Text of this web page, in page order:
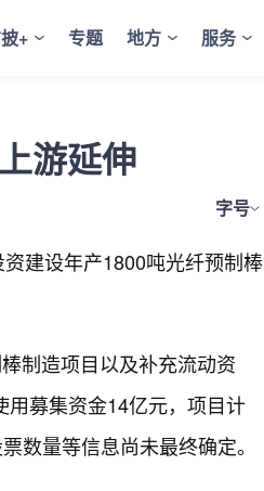
+ 专题 地方 服务
游延伸
字号
建设年产1800吨光纤预制棒
制造项目以及补充流动资
募集资金14亿元，项目计
数量等信息尚未最终确定。